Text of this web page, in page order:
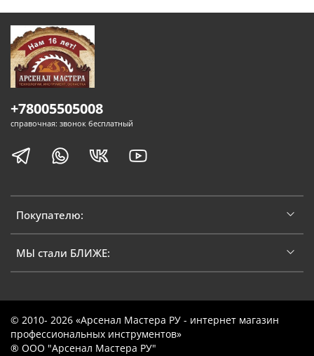
Покупателю:
МЫ стали БЛИЖЕ:
+78005505008
справочная: звонок бесплатный
© 2010- 2026 «Арсенал Мастера РУ - интернет магазин
профессиональных инструментов»
® ООО "Арсенал Мастера РУ"